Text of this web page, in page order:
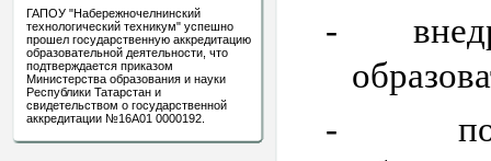
ГАПОУ "Набережночелнинский
технологический техникум" успешно
прошел государственную аккредитацию
образовательной деятельности, что
подтверждается приказом
Министерства образования и науки
Республики Татарстан и
свидетельством о государственной
аккредитации №16А01 0000192.
-
-